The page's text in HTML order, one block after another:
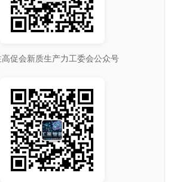
高促会新质生产力工委会公众号